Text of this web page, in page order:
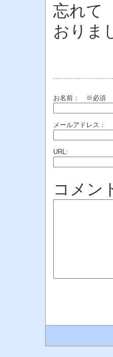
忘れて
おりま
お名前： ※必須
メールアドレス：
URL:
コメ